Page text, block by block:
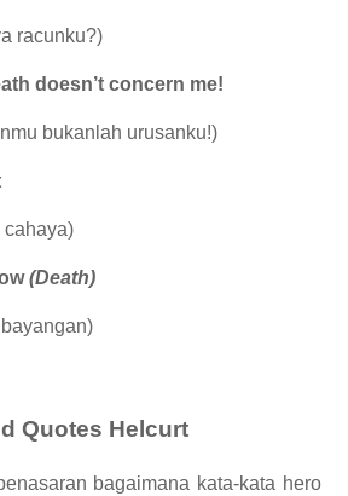
racunku?)
doesn’t concern me!
bukanlah urusanku!)
cahaya)
(Death)
Quotes Helcurt
bagaimana kata-kata hero